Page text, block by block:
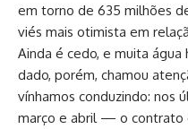
em torno de 635 milhões
viés mais otimista em
Ainda é cedo, e muita
dado, porém, chamou
vínhamos conduzindo:
março e abril — o contrato